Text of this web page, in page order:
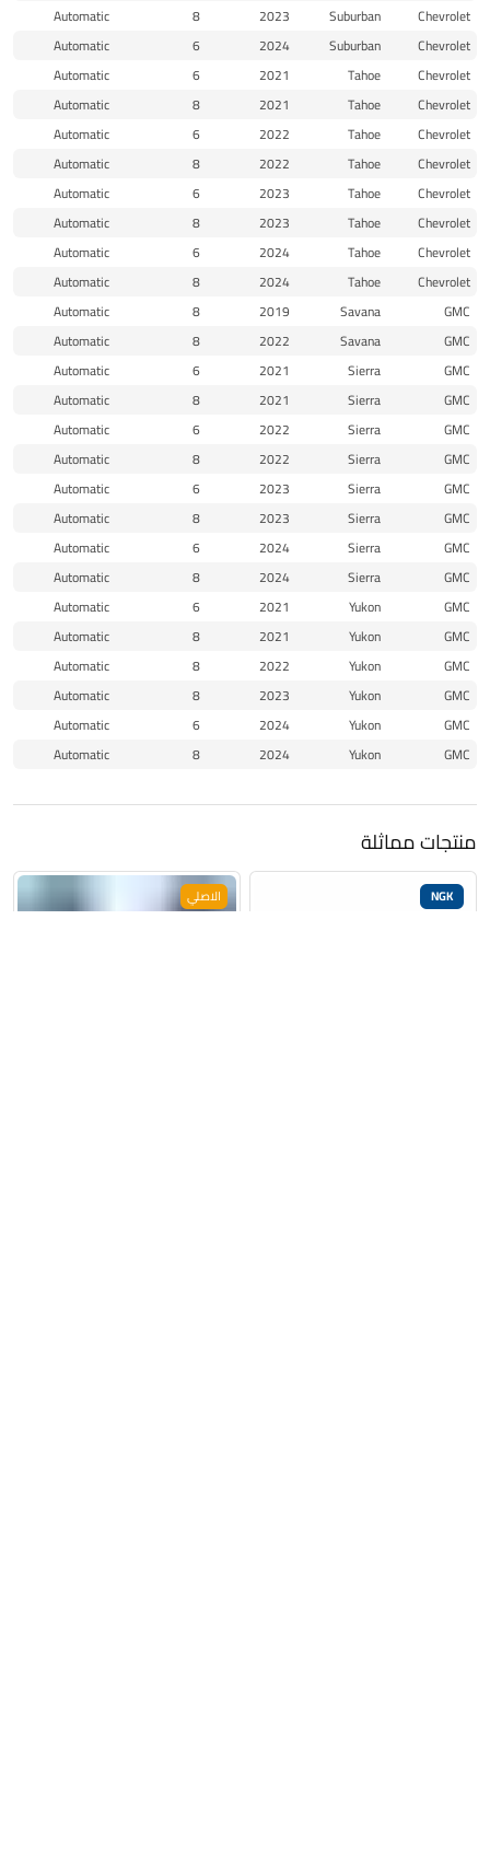
Chevrolet
Suburban
2023
8
Automatic
Chevrolet
Suburban
2024
6
Automatic
Chevrolet
Tahoe
2021
6
Automatic
Chevrolet
Tahoe
2021
8
Automatic
Chevrolet
Tahoe
2022
6
Automatic
Chevrolet
Tahoe
2022
8
Automatic
Chevrolet
Tahoe
2023
6
Automatic
Chevrolet
Tahoe
2023
8
Automatic
Chevrolet
Tahoe
2024
6
Automatic
Chevrolet
Tahoe
2024
8
Automatic
GMC
Savana
2019
8
Automatic
GMC
Savana
2022
8
Automatic
GMC
Sierra
2021
6
Automatic
GMC
Sierra
2021
8
Automatic
GMC
Sierra
2022
6
Automatic
GMC
Sierra
2022
8
Automatic
GMC
Sierra
2023
6
Automatic
GMC
Sierra
2023
8
Automatic
GMC
Sierra
2024
6
Automatic
GMC
Sierra
2024
8
Automatic
GMC
Yukon
2021
6
Automatic
GMC
Yukon
2021
8
Automatic
GMC
Yukon
2022
8
Automatic
GMC
Yukon
2023
8
Automatic
GMC
Yukon
2024
6
Automatic
GMC
Yukon
2024
8
Automatic
منتجات مماثلة
NGK الاصلي